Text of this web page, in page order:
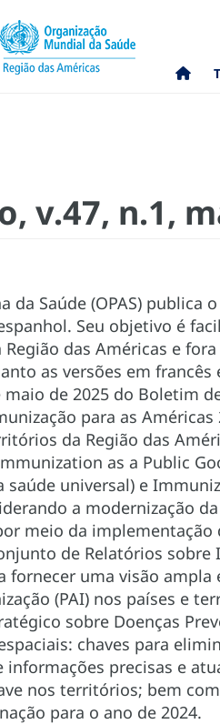
v.47, n.1,
da Saúde (OPAS)
Seu objetivo é
das Américas e
as versões em
de 2025 do Boletim
para as
da Região das
as a Public
universal) e
a modernização
meio da implementação
de Relatórios sobre
uma visão
(PAI) nos países e
sobre Doenças
chaves para
informações precisas e
nos territórios; bem
para o ano de 2024.